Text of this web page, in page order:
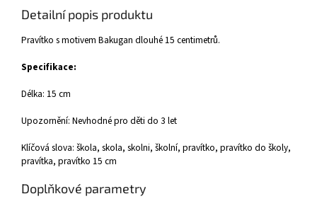
Detailní popis produktu
Pravítko s motivem Bakugan dlouhé 15 centimetrů.
Specifikace:
Délka: 15 cm
Upozornění: Nevhodné pro děti do 3 let
Klíčová slova: škola, skola, skolni, školní, pravítko, pravítko do školy,
pravítka, pravítko 15 cm
Doplňkové parametry